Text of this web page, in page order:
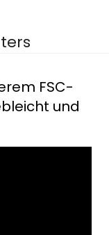
FSC-
und